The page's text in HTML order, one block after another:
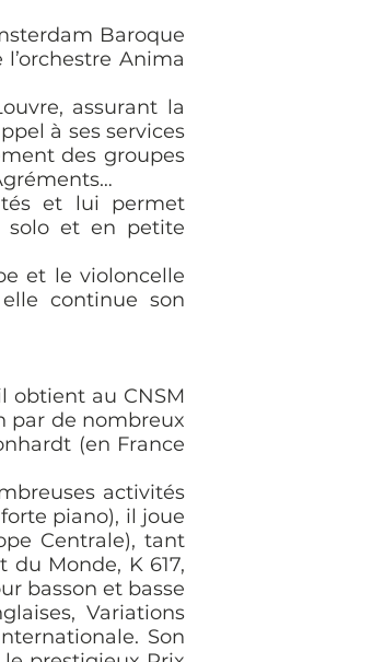
Baroque
Anima
assurant la
à ses services
des groupes
et lui permet
solo et en petite
et le violoncelle
continue son
obtient au CNSM
par de nombreux
(en France
activités
piano), il joue
Centrale), tant
Monde, K 617,
basson et basse
Variations
Son